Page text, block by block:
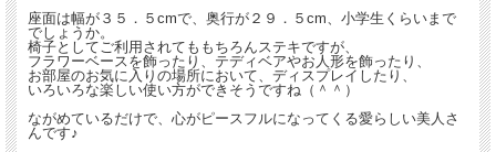
座面は幅が３５．５cmで、奥行が２９．５cm、小学生くらいまで
でしょうか。
椅子としてご利用されてももちろんステキですが、
フラワーベースを飾ったり、テディベアやお人形を飾ったり、
お部屋のお気に入りの場所において、ディスプレイしたり、
いろいろな楽しい使い方ができそうですね（＾＾）
ながめているだけで、心がピースフルになってくる愛らしい美人さ
んです♪